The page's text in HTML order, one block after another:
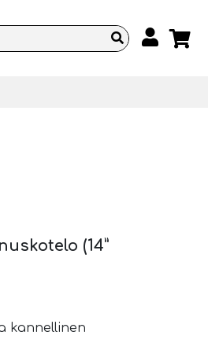
(14”
kannellinen